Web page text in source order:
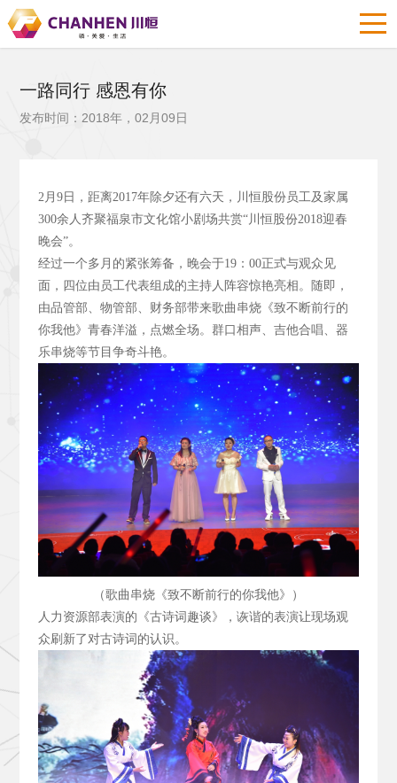
一路同行 感恩有你
发布时间：2018年，02月09日
2月9日，距离2017年除夕还有六天，川恒股份员工及家属
300余人齐聚福泉市文化馆小剧场共赏“川恒股份2018迎春
晚会”。
经过一个多月的紧张筹备，晚会于19：00正式与观众见
面，四位由员工代表组成的主持人阵容惊艳亮相。随即，
由品管部、物管部、财务部带来歌曲串烧《致不断前行的
你我他》青春洋溢，点燃全场。群口相声、吉他合唱、器
乐串烧等节目争奇斗艳。
（歌曲串烧《致不断前行的你我他》）
人力资源部表演的《古诗词趣谈》，诙谐的表演让现场观
众刷新了对古诗词的认识。